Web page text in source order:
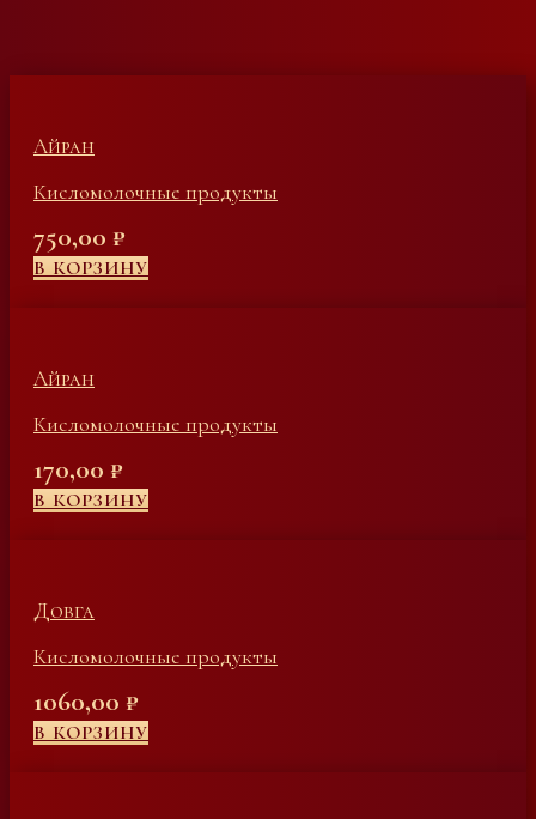
Айран
Кисломолочные продукты
750,00 ₽
В КОРЗИНУ
Айран
Кисломолочные продукты
170,00 ₽
В КОРЗИНУ
Довга
Кисломолочные продукты
1060,00 ₽
В КОРЗИНУ